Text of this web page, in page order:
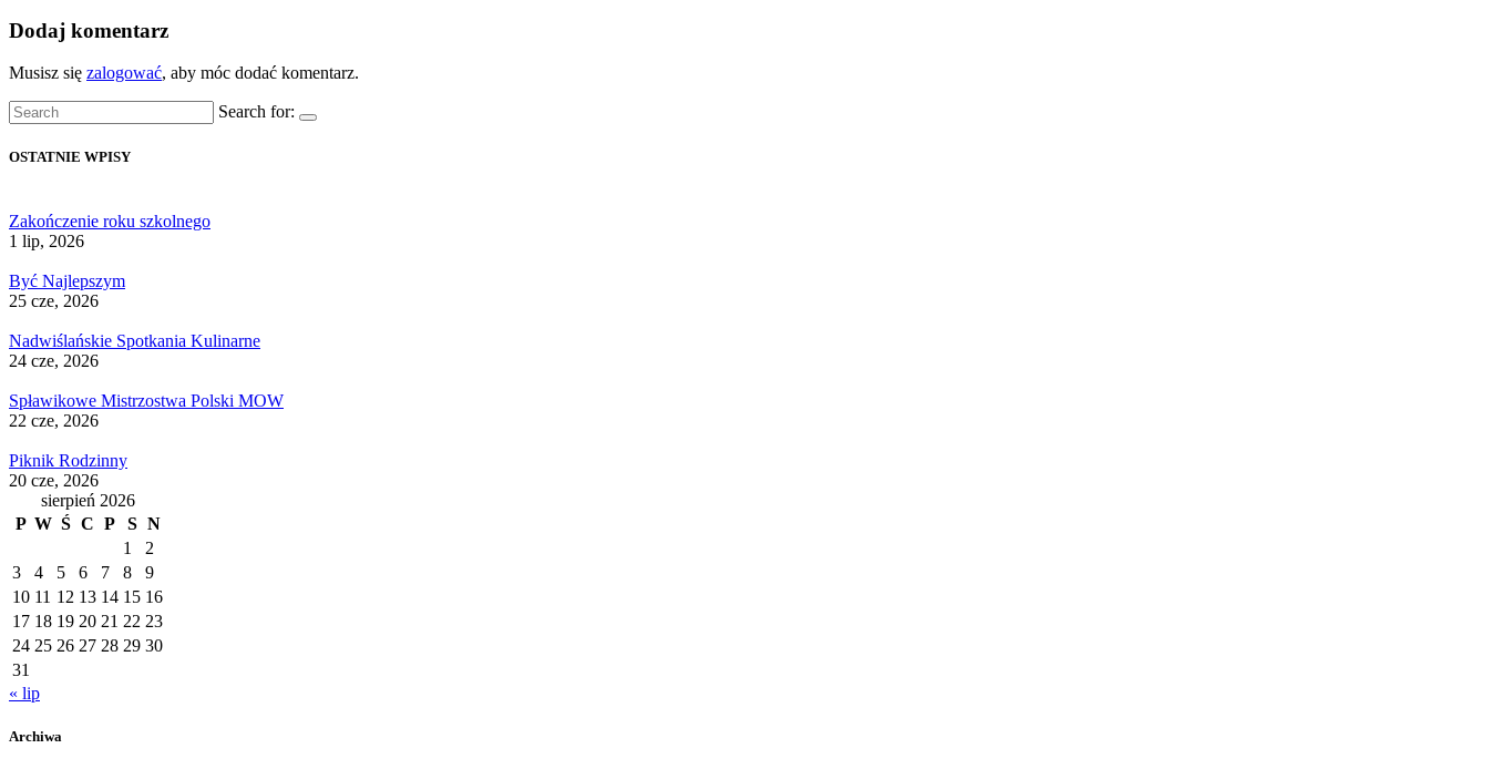
Dodaj komentarz
Musisz się zalogować, aby móc dodać komentarz.
Search for:
OSTATNIE WPISY
Zakończenie roku szkolnego
1 lip, 2026
Być Najlepszym
25 cze, 2026
Nadwiślańskie Spotkania Kulinarne
24 cze, 2026
Spławikowe Mistrzostwa Polski MOW
22 cze, 2026
Piknik Rodzinny
20 cze, 2026
sierpień 2026
P W Ś C P S N
1
2
3
4 5 6 7 8
9
10 11 12 13 14 15 16
17 18 19 20 21 22 23
24 25 26 27 28 29 30
31
« lip
Archiwa